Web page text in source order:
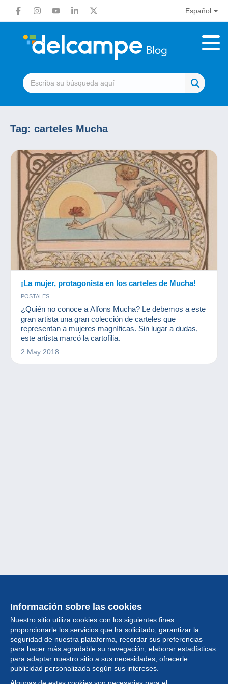
Español
Tag: carteles Mucha
¡La mujer, protagonista en los carteles de Mucha!
POSTALES
¿Quién no conoce a Alfons Mucha? Le debemos a este
gran artista una gran colección de carteles que
representan a mujeres magníficas. Sin lugar a dudas,
este artista marcó la cartofilia.
2 May 2018
Información sobre las cookies
Nuestro sitio utiliza cookies con los siguientes fines:
proporcionarle los servicios que ha solicitado, garantizar la
seguridad de nuestra plataforma, recordar sus preferencias
para hacer más agradable su navegación, elaborar estadísticas
para adaptar nuestro sitio a sus necesidades, ofrecerle
publicidad personalizada según sus intereses.
Colección